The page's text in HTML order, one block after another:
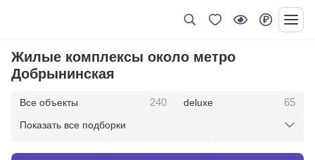
Жилые комплексы около метро
Добрынинская
Все объекты 240 deluxe 65
Показать все подборки